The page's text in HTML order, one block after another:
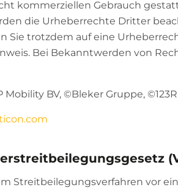
kommerziellen Gebrauch
die Urheberrechte Dritter
Sie trotzdem auf eine
Bei Bekanntwerden von
BV, ©Bleker Gruppe,
Streitbeilegungsverfahren vor